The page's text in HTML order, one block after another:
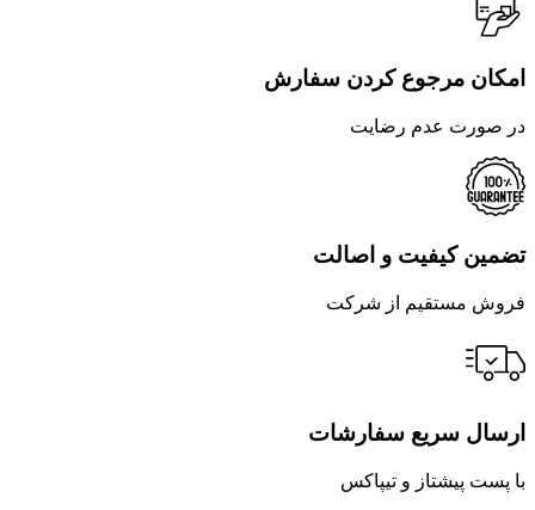
امکان مرجوع کردن سفارش
در صورت عدم رضایت
تضمین کیفیت و اصالت
فروش مستقیم از شرکت
ارسال سریع سفارشات
با پست پیشتاز و تیپاکس